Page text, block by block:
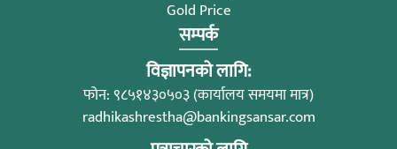
Gold Price
सम्पर्क
विज्ञापनको लागि:
फोन: ९८५१४३०५०३ (कार्यालय समयमा मात्र)
radhikashrestha@bankingsansar.com